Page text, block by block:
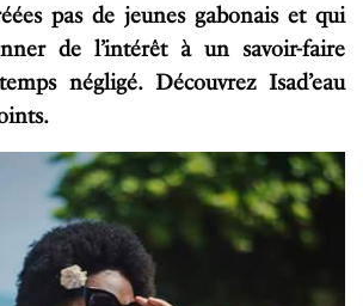
pas de jeunes gabonais et qui
de l’intérêt à un savoir-faire
négligé. Découvrez Isad’eau